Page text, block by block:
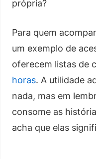
própria?
Para quem
um exemplo de
oferecem listas de
horas. A utilidade
nada, mas em
consome as
acha que elas